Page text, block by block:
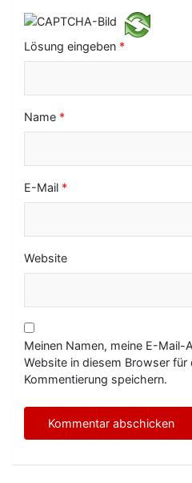
oLösung eingeben *
Name *
E-Mail *
Website
Meinen Namen, meine E-Mail-
Website in diesem Browser für
Kommentierung speichern.